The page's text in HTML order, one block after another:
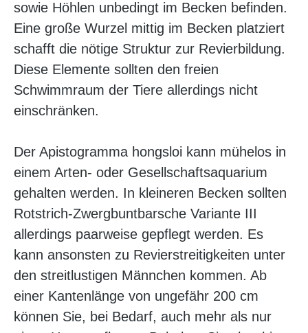
sowie Höhlen unbedingt im Becken befinden.
Eine große Wurzel mittig im Becken platziert
schafft die nötige Struktur zur Revierbildung.
Diese Elemente sollten den freien
Schwimmraum der Tiere allerdings nicht
einschränken.
Der Apistogramma hongsloi kann mühelos in
einem Arten- oder Gesellschaftsaquarium
gehalten werden. In kleineren Becken sollten
Rotstrich-Zwergbuntbarsche Variante III
allerdings paarweise gepflegt werden. Es
kann ansonsten zu Revierstreitigkeiten unter
den streitlustigen Männchen kommen. Ab
einer Kantenlänge von ungefähr 200 cm
können Sie, bei Bedarf, auch mehr als nur